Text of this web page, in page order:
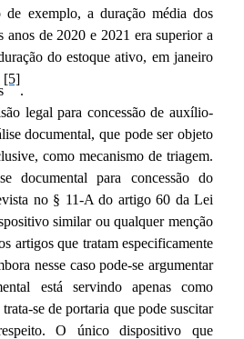
de exemplo, a duração média dos
anos de 2020 e 2021 era superior a
do estoque ativo, em janeiro
[5]
.
legal para concessão de auxílio-
documental, que pode ser objeto
como mecanismo de triagem.
documental para concessão do
no § 11-A do artigo 60 da Lei
similar ou qualquer menção
artigos que tratam especificamente
nesse caso pode-se argumentar
está servindo apenas como
se de portaria que pode suscitar
O único dispositivo que